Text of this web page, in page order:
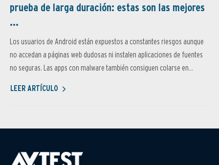
prueba de larga duración: estas son las mejores
...
Los usuarios de Android están expuestos a constantes riesgos aunque
no accedan a páginas web dudosas ni instalen aplicaciones de fuentes
no seguras. Las apps con malware también consiguen colarse en...
LEER ARTÍCULO